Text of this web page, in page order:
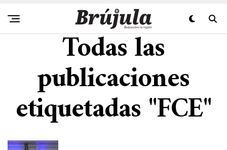
Todas las
publicaciones
etiquetadas "FCE"